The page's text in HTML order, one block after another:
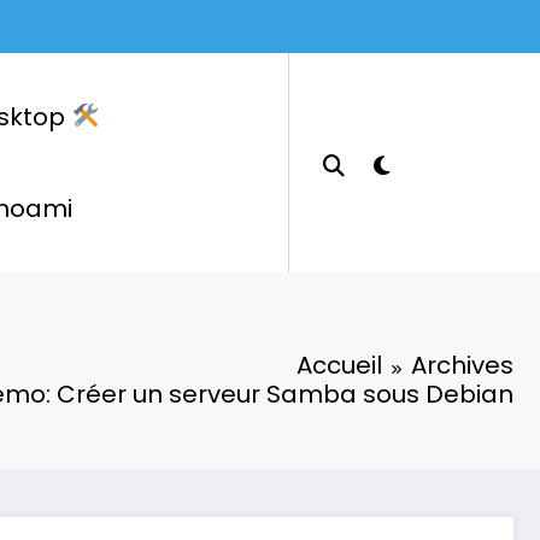
Accueil
Archives
Créer un serveur Samba sous Debian